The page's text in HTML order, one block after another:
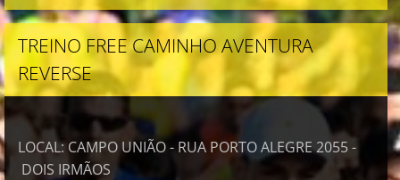
TREINO FREE CAMINHO AVENTURA
REVERSE
LOCAL: CAMPO UNIÃO - RUA PORTO ALEGRE 2055 -
DOIS IRMÃOS